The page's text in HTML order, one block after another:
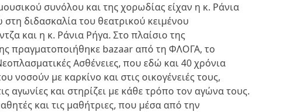
συνόλου και της χορωδίας είχαν η κ. Ράνια
διδασκαλία του θεατρικού κειμένου
και η κ. Ράνια Ρήγα. Στο πλαίσιο της
πραγματοποιήθηκε bazaar από τη ΦΛΟΓΑ, το
Ασθένειες, που εδώ και 40 χρόνια
νοσούν με καρκίνο και στις οικογένειές τους,
αγωνίες και στηρίζει με κάθε τρόπο τον αγώνα τους.
και τις μαθήτριες, που μέσα από την